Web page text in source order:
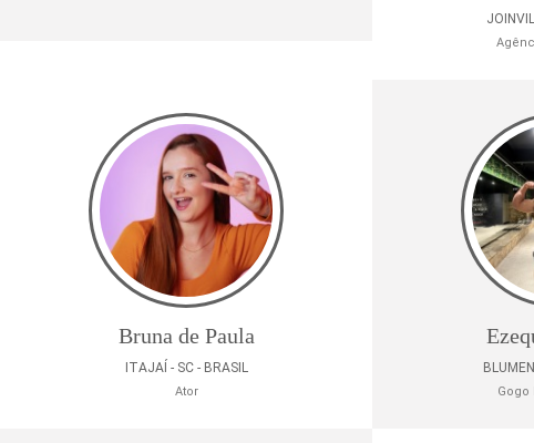
Bruna de Paula
ITAJAÍ - SC - BRASIL
Ator Gogo